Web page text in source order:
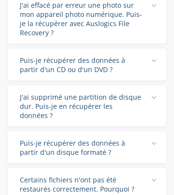
J'ai effacé par erreur une photo sur
mon appareil photo numérique. Puis-
je la récupérer avec Auslogics File
Recovery ?
Puis-je récupérer des données à
partir d'un CD ou d'un DVD ?
J'ai supprimé une partition de disque
dur. Puis-je en récupérer les
données ?
Puis-je récupérer des données à
partir d'un disque formaté ?
Certains fichiers n'ont pas été
restaurés correctement. Pourquoi ?